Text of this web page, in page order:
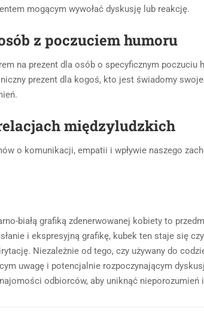
mogącym wywołać dyskusję lub reakcję.
z poczuciem humoru
na prezent dla osób o specyficznym
prezent dla kogoś, kto jest świadomy
międzyludzkich
o komunikacji, empatii i wpływie naszego
białą grafiką zdenerwowanej kobiety to
i ekspresyjną grafikę, kubek ten staje się
Niezależnie od tego, czy używany do
uwagę i potencjalnie rozpoczynającym
odbiorców, aby uniknąć nieporozumień